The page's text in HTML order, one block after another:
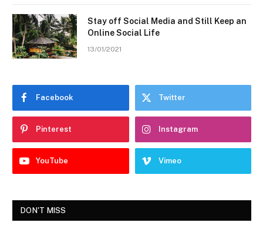
Stay off Social Media and Still Keep an
Online Social Life
13/01/2021
Facebook Twitter
Pinterest Instagram
YouTube Vimeo
DON'T MISS